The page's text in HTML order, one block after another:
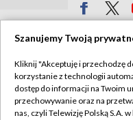
Szanujemy Twoją
Kliknij "Akceptuję i przechodzę
korzystanie z technologii
dostęp do informacji na Twoim
przechowywanie oraz na
nas, czyli Telewizję Polską S.A.